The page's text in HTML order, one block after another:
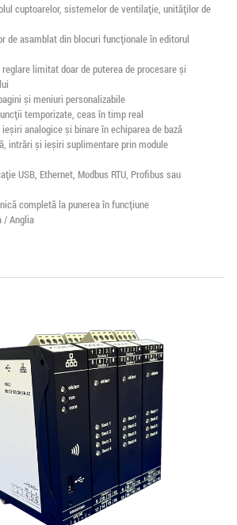
cuptoarelor, sistemelor de ventilație, unităților de
de asamblat din blocuri funcționale în editorul
limitat doar de puterea de procesare și
și meniuri personalizabile
temporizate, ceas în timp real
analogice și binare în echiparea de bază
intrări și ieșiri suplimentare prin module
USB, Ethernet, Modbus RTU, Profibus sau
completă la punerea în funcțiune
/ Anglia